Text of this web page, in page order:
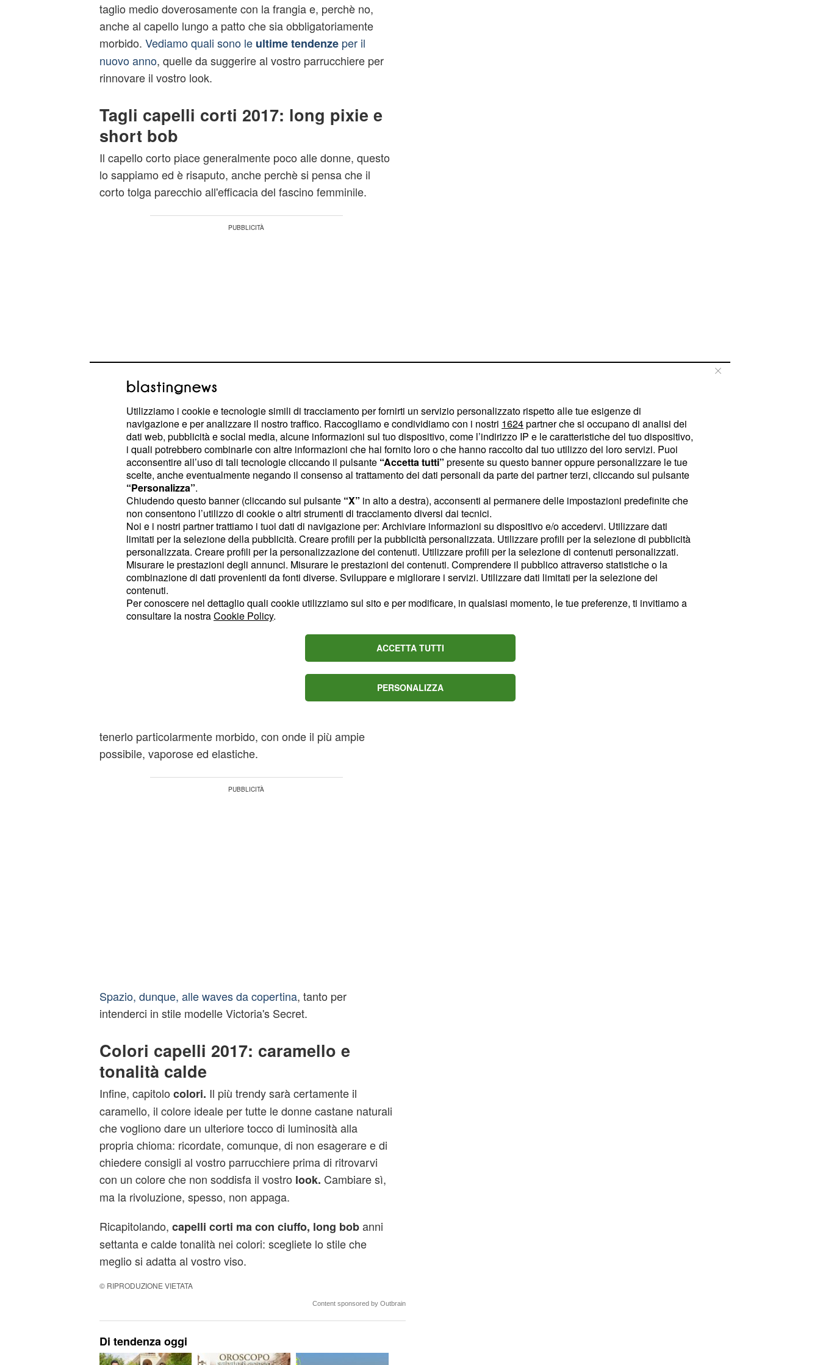
taglio medio doverosamente con la frangia e, perchè no,
anche al capello lungo a patto che sia obbligatoriamente
morbido. Vediamo quali sono leultime tendenzeper il
nuovo anno, quelle da suggerire al vostro parrucchiere per
rinnovare il vostro look.
Tagli capelli corti 2017: long pixie e
short bob
Il capello corto piace generalmente poco alle donne, questo
lo sappiamo ed è risaputo, anche perchè si pensa che il
corto tolga parecchio all'efficacia del fascino femminile.
In ogni caso, il 2017 proporrà untaglio cortosenza
esagerare troppo, facendo ampio uso, quindi, deilong
pixie,in grado di mantenere, comunque, delle lunghezze
importanti con il supporto di un ciuffo particolarmente
accentuato. Un altro must have sarà rappresentato dallo
short bob, sempre accompagnato dalla frangia oppure dal
ciuffo.
Moda tagli medi 2017: anni '70 e '80,
via libera al long bob
Come anticipato nelle scorse settimane, la
riproporrà lo stile nostalgico degli anni settanta
via
che, però, presenterà alcune novità, in
tenerlo particolarmente morbido, con onde il più ampie
possibile, vaporose ed elastiche.
Spazio, dunque, alle waves da copertina, tanto per
intenderci in stile modelle Victoria's Secret.
Colori capelli 2017: caramello e
tonalità calde
Infine, capitolo colori. Il più trendy sarà certamente il
caramello, il colore ideale per tutte le donne castane naturali
che vogliono dare un ulteriore tocco di luminosità alla
propria chioma: ricordate, comunque, di non esagerare e di
chiedere consigli al vostro parrucchiere prima di ritrovarvi
con un colore che non soddisfa il vostro look. Cambiare sì,
ma la rivoluzione, spesso, non appaga.
Ricapitolando, capelli corti ma con ciuffo, long bobanni
settanta e calde tonalità nei colori: scegliete lo stile che
meglio si adatta al vostro viso.
© RIPRODUZIONE VIETATA
Content sponsored by Outbrain
Di tendenza oggi
Utilizziamo i cookie e tecnologie simili di tracciamento per fornirti un servizio personalizzato rispetto alle tue esigenze di
navigazione e per analizzare il nostro traffico. Raccogliamo e condividiamo con i nostri 1624partner che si occupano di analisi dei
dati web, pubblicità e social media, alcune informazioni sul tuo dispositivo, come l’indirizzo IP e le caratteristiche del tuo dispositivo,
i quali potrebbero combinarle con altre informazioni che hai fornito loro o che hanno raccolto dal tuo utilizzo dei loro servizi. Puoi
acconsentire all’uso di tali tecnologie cliccando il pulsante “Accetta tutti” presente su questo banner oppure personalizzare le tue
scelte, anche eventualmente negando il consenso al trattamento dei dati personali da parte dei partner terzi, cliccando sul pulsante
“Personalizza”.
Chiudendo questo banner (cliccando sul pulsante “X” in alto a destra), acconsenti al permanere delle impostazioni predefinite che
non consentono l’utilizzo di cookie o altri strumenti di tracciamento diversi dai tecnici.
Noi e i nostri partner trattiamo i tuoi dati di navigazione per: Archiviare informazioni su dispositivo e/o accedervi. Utilizzare dati
limitati per la selezione della pubblicità. Creare profili per la pubblicità personalizzata. Utilizzare profili per la selezione di pubblicità
personalizzata. Creare profili per la personalizzazione dei contenuti. Utilizzare profili per la selezione di contenuti personalizzati.
Misurare le prestazioni degli annunci. Misurare le prestazioni dei contenuti. Comprendere il pubblico attraverso statistiche o la
combinazione di dati provenienti da fonti diverse. Sviluppare e migliorare i servizi. Utilizzare dati limitati per la selezione dei
contenuti.
Per conoscere nel dettaglio quali cookie utilizziamo sul sito e per modificare, in qualsiasi momento, le tue preferenze, ti invitiamo a
consultare la nostraCookie Policy.
ACCETTA TUTTI
PERSONALIZZA